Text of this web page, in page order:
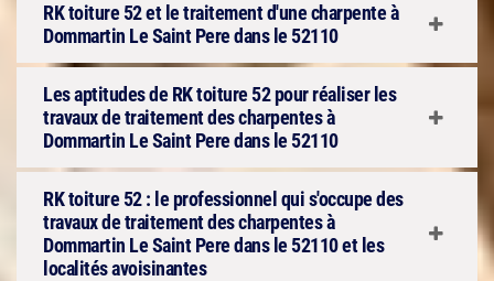
RK toiture 52 et le traitement d'une charpente à
Dommartin Le Saint Pere dans le 52110
Les aptitudes de RK toiture 52 pour réaliser les
travaux de traitement des charpentes à
Dommartin Le Saint Pere dans le 52110
RK toiture 52 : le professionnel qui s'occupe des
travaux de traitement des charpentes à
Dommartin Le Saint Pere dans le 52110 et les
localités avoisinantes